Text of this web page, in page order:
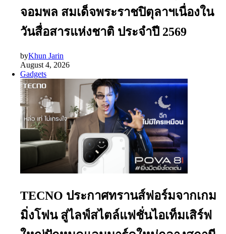
จอมพล สมเด็จพระราชปิตุลาฯเนื่องใน
วันสื่อสารแห่งชาติ ประจำปี 2569
byKhun Jarin
August 4, 2026
Gadgets
TECNO ประกาศทรานส์ฟอร์มจากเกม
มิ่งโฟน สู่ไลฟ์สไตล์แฟชั่นไอเท็มเสิร์ฟ